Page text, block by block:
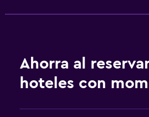
Ahorra al
hoteles con